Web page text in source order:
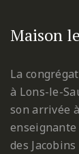
Maison
La
à Lons-le-
son arrivée
enseignante
des